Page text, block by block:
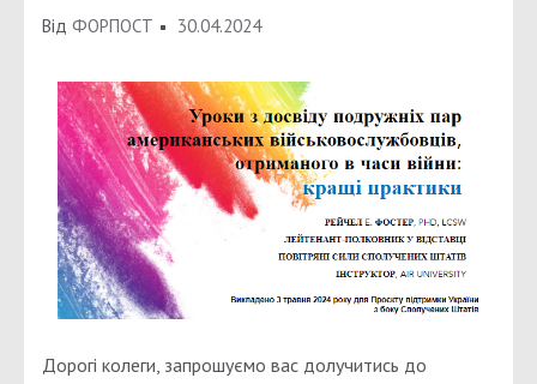
Від ФОРПОСТ 30.04.2024
Дорогі колеги, запрошуємо вас долучитись до